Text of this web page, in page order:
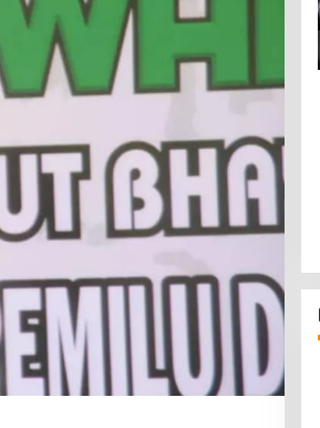
Pejabat Negara Terima Warga
Kehormatan dan Brevet Korps
Marinir
In Nasional |